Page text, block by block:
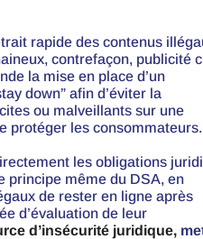
rapide des contenus
contrefaçon, publicité
la mise en place d’un
down” afin d’éviter la
ou malveillants sur une
protéger les consommateurs.
les obligations
principe même du DSA, en
de rester en ligne après
d’évaluation de leur
d’insécurité juridique,